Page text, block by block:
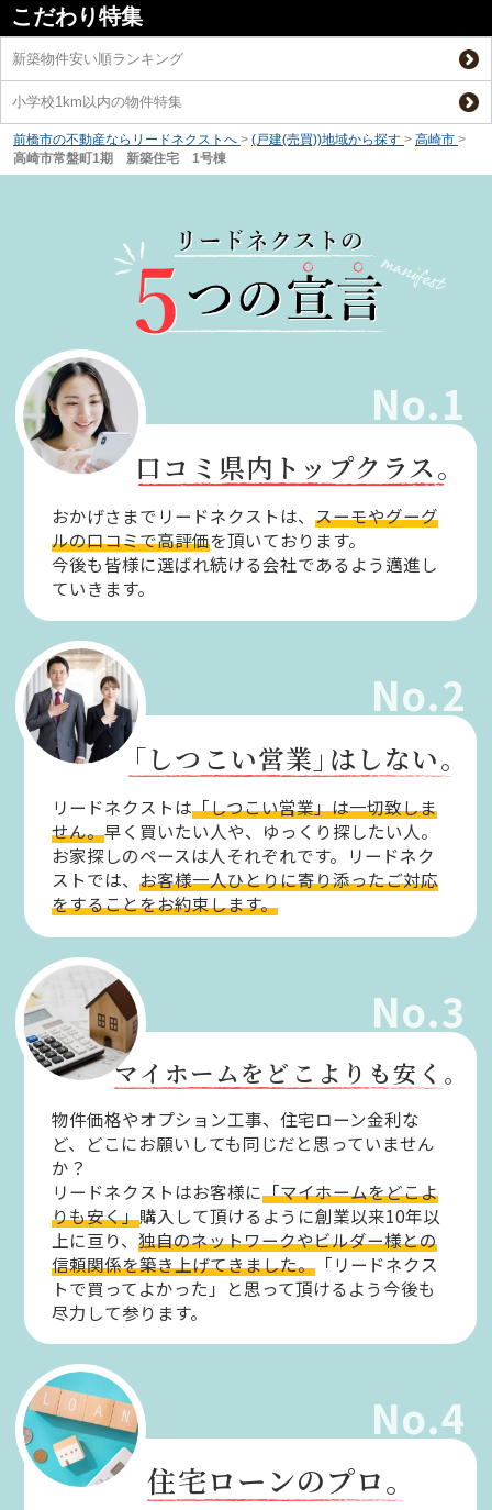
こだわり特集
新築物件安い順ランキング
小学校1km以内の物件特集
前橋市の不動産ならリードネクストへ > (戸建(売買))地域から探す > 高崎市 >
高崎市常盤町1期 新築住宅 1号棟
No.1
口コミ県内トップクラス。
おかげさまでリードネクストは、スーモやグーグ
ルの口コミで高評価を頂いております。
今後も皆様に選ばれ続ける会社であるよう邁進し
ていきます。
No.2
「しつこい営業」はしない。
リードネクストは「しつこい営業」は一切致しま
せん。早く買いたい人や、ゆっくり探したい人。
お家探しのペースは人それぞれです。リードネク
ストでは、お客様一人ひとりに寄り添ったご対応
をすることをお約束します。
No.3
マイホームをどこよりも安く。
物件価格やオプション工事、住宅ローン金利な
ど、どこにお願いしても同じだと思っていません
か？
リードネクストはお客様に「マイホームをどこよ
りも安く」購入して頂けるように創業以来10年以
上に亘り、独自のネットワークやビルダー様との
信頼関係を築き上げてきました。 「リードネクス
トで買ってよかった」と思って頂けるよう今後も
尽力して参ります。
No.4
住宅ローンのプロ。